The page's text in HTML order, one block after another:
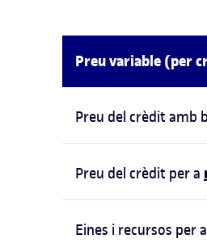
Preu variable (per
Preu del crèdit amb
Preu del crèdit per a
Eines i recursos per